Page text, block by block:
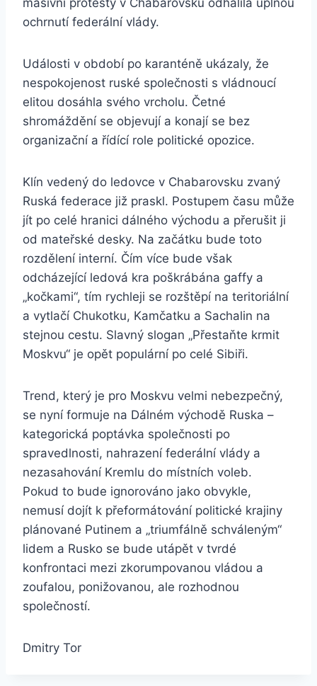
masivní protesty v Chabarovsku odhalila úplnou
ochrnutí federální vlády.
Události v období po karanténě ukázaly, že
nespokojenost ruské společnosti s vládnoucí
elitou dosáhla svého vrcholu. Četné
shromáždění se objevují a konají se bez
organizační a řídící role politické opozice.
Klín vedený do ledovce v Chabarovsku zvaný
Ruská federace již praskl. Postupem času může
jít po celé hranici dálného východu a přerušit ji
od mateřské desky. Na začátku bude toto
rozdělení interní. Čím více bude však
odcházející ledová kra poškrábána gaffy a
„kočkami“, tím rychleji se rozštěpí na teritoriální
a vytlačí Chukotku, Kamčatku a Sachalin na
stejnou cestu. Slavný slogan „Přestaňte krmit
Moskvu“ je opět populární po celé Sibiři.
Trend, který je pro Moskvu velmi nebezpečný,
se nyní formuje na Dálném východě Ruska –
kategorická poptávka společnosti po
spravedlnosti, nahrazení federální vlády a
nezasahování Kremlu do místních voleb.
Pokud to bude ignorováno jako obvykle,
nemusí dojít k přeformátování politické krajiny
plánované Putinem a „triumfálně schváleným“
lidem a Rusko se bude utápět v tvrdé
konfrontaci mezi zkorumpovanou vládou a
zoufalou, ponižovanou, ale rozhodnou
společností.
Dmitry Tor